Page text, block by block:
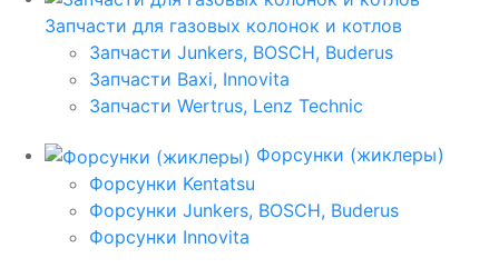
Запчасти для газовых колонок и котлов
Запчасти Junkers, BOSCH, Buderus
Запчасти Baxi, Innovita
Запчасти Wertrus, Lenz Technic
Форсунки (жиклеры)
Форсунки Kentatsu
Форсунки Junkers, BOSCH, Buderus
Форсунки Innovita